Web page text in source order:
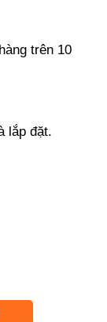
trên 10
lắp đặt.